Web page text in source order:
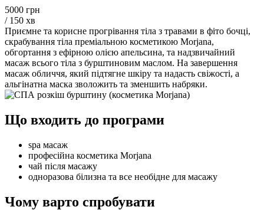
5000 грн
/ 150 хв
Приємне та корисне прогрівання тіла з травами в фіто бочці,
скрабування тіла преміальною косметикою Morjana,
обгортання з ефірною олією апельсина, та надзвичайний
масаж всього тіла з бурштиновим маслом. На завершення
масаж обличчя, який підтягне шкіру та надасть свіжості, а
альгінатна маска зволожить та зменшить набряки.
Що входить до програми
spa масаж
професійна косметика Morjana
чай після масажу
одноразова білизна та все необідне для масажу
Чому варто спробувати